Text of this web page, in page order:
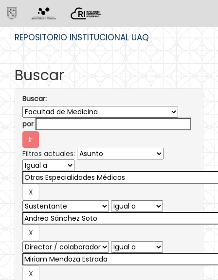
REPOSITORIO INSTITUCIONAL UAQ
Buscar
Buscar:
por
Filtros actuales: